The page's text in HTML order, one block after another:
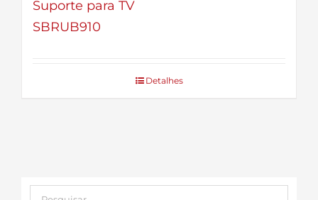
Suporte para TV
SBRUB910
Detalhes